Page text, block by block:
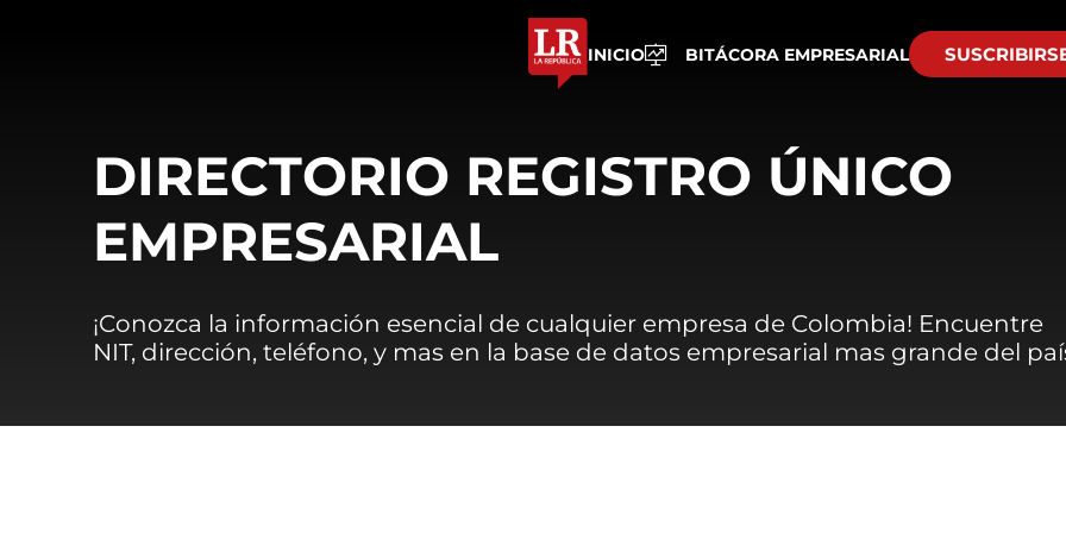
INICIO BITÁCORA EMPRESARIAL
DIRECTORIO REGISTRO ÚNICO
EMPRESARIAL
¡Conozca la información esencial de cualquier empresa de Colombia! Encuentre
NIT, dirección, teléfono, y mas en la base de datos empresarial mas grande del